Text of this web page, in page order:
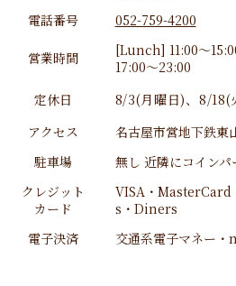
電話番号
052-759-4200
営業時間
[Lunch] 11:00〜
17:00～23:00
定休日
8/3(月曜日)、8/18(
アクセス
名古屋市営地下鉄東
駐車場
無し 近隣にコインパ
クレジット
カード
VISA・
s・Diners
電子決済
交通系電子マネー